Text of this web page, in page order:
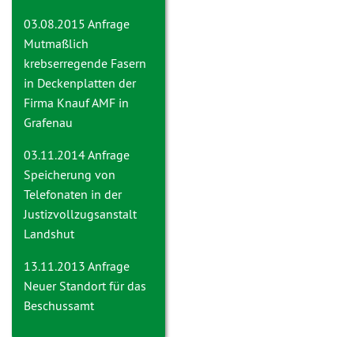
03.08.2015 Anfrage
Mutmaßlich
krebserregende Fasern
in Deckenplatten der
Firma Knauf AMF in
Grafenau
03.11.2014 Anfrage
Speicherung von
Telefonaten in der
Justizvollzugsanstalt
Landshut
13.11.2013 Anfrage
Neuer Standort für das
Beschussamt